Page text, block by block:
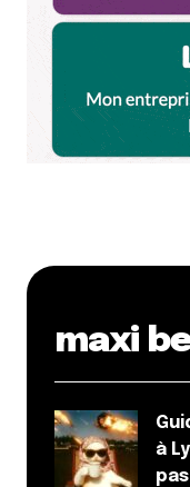
maxi
à